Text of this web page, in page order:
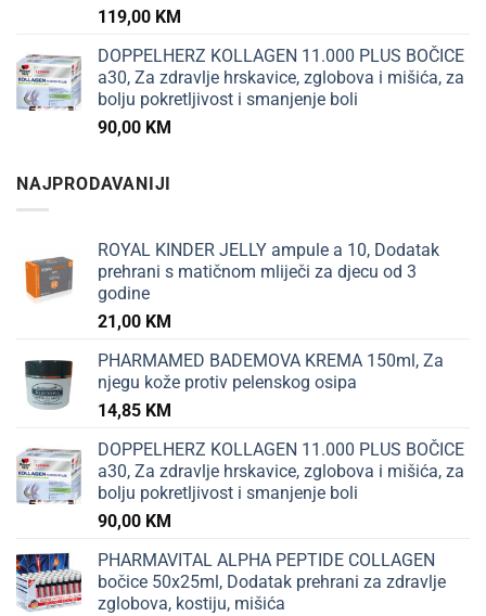
119,00 KM
DOPPELHERZ KOLLAGEN 11.000 PLUS BOČICE
a30, Za zdravlje hrskavice, zglobova i mišića, za
bolju pokretljivost i smanjenje boli
90,00 KM
NAJPRODAVANIJI
ROYAL KINDER JELLY ampule a 10, Dodatak
prehrani s matičnom mliječi za djecu od 3
godine
21,00 KM
PHARMAMED BADEMOVA KREMA 150ml, Za
njegu kože protiv pelenskog osipa
14,85 KM
DOPPELHERZ KOLLAGEN 11.000 PLUS BOČICE
a30, Za zdravlje hrskavice, zglobova i mišića, za
bolju pokretljivost i smanjenje boli
90,00 KM
PHARMAVITAL ALPHA PEPTIDE COLLAGEN
bočice 50x25ml, Dodatak prehrani za zdravlje
zglobova, kostiju, mišića